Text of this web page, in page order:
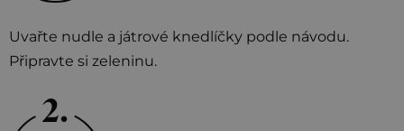
Uvařte nudle a játrové knedlíčky podle návodu.
Připravte si zeleninu.